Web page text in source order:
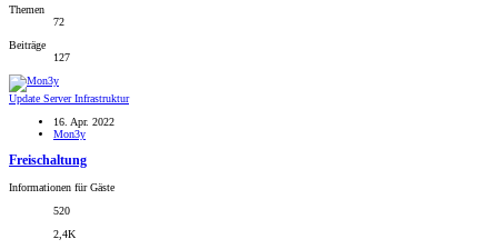
Themen
72
Beiträge
127
Update Server Infrastruktur
16. Apr. 2022
Mon3y
Freischaltung
Informationen für Gäste
520
2,4K